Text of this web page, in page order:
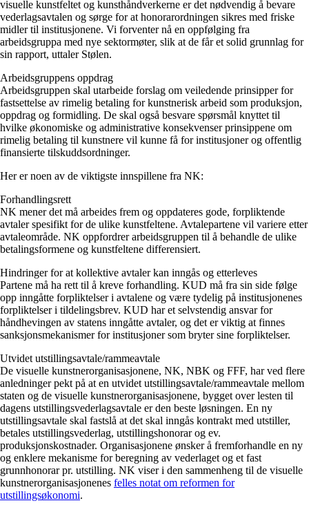
visuelle kunstfeltet og kunsthåndverkerne er det nødvendig å bevare
vederlagsavtalen og sørge for at honorarordningen sikres med friske
midler til institusjonene. Vi forventer nå en oppfølging fra
arbeidsgruppa med nye sektormøter, slik at de får et solid grunnlag for
sin rapport, uttaler Stølen.
Arbeidsgruppens oppdrag
Arbeidsgruppen skal utarbeide forslag om veiledende prinsipper for
fastsettelse av rimelig betaling for kunstnerisk arbeid som produksjon,
oppdrag og formidling. De skal også besvare spørsmål knyttet til
hvilke økonomiske og administrative konsekvenser prinsippene om
rimelig betaling til kunstnere vil kunne få for institusjoner og offentlig
finansierte tilskuddsordninger.
Her er noen av de viktigste innspillene fra NK:
Forhandlingsrett
NK mener det må arbeides frem og oppdateres gode, forpliktende
avtaler spesifikt for de ulike kunstfeltene. Avtalepartene vil variere etter
avtaleområde. NK oppfordrer arbeidsgruppen til å behandle de ulike
betalingsformene og kunstfeltene differensiert.
Hindringer for at kollektive avtaler kan inngås og etterleves
Partene må ha rett til å kreve forhandling. KUD må fra sin side følge
opp inngåtte forpliktelser i avtalene og være tydelig på institusjonenes
forpliktelser i tildelingsbrev. KUD har et selvstendig ansvar for
håndhevingen av statens inngåtte avtaler, og det er viktig at finnes
sanksjonsmekanismer for institusjoner som bryter sine forpliktelser.
Utvidet utstillingsavtale/rammeavtale
De visuelle kunstnerorganisasjonene, NK, NBK og FFF, har ved flere
anledninger pekt på at en utvidet utstillingsavtale/rammeavtale mellom
staten og de visuelle kunstnerorganisasjonene, bygget over lesten til
dagens utstillingsvederlagsavtale er den beste løsningen. En ny
utstillingsavtale skal fastslå at det skal inngås kontrakt med utstiller,
betales utstillingsvederlag, utstillingshonorar og ev.
produksjonskostnader. Organisasjonene ønsker å fremforhandle en ny
og enklere mekanisme for beregning av vederlaget og et fast
grunnhonorar pr. utstilling. NK viser i den sammenheng til de visuelle
kunstnerorganisasjonenes felles notat om reformen for
utstillingsøkonomi.